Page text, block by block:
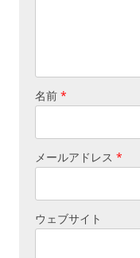
名前 *
メールアドレス *
ウェブサイト